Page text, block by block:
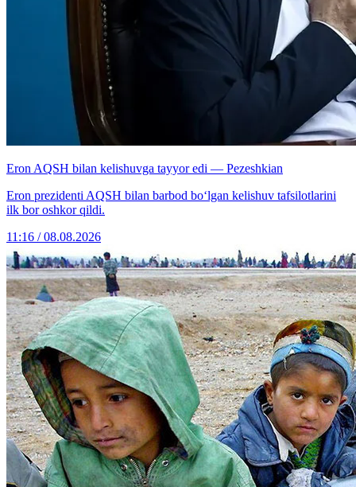
Eron AQSH bilan kelishuvga tayyor edi — Pezeshkian
Eron prezidenti AQSH bilan barbod bo‘lgan kelishuv tafsilotlarini
ilk bor oshkor qildi.
11:16 / 08.08.2026